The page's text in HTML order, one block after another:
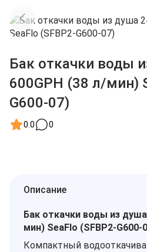
Бак откачки воды
600GPH (38 л/мин)
G600-07)
0.0 0
Описание
Бак откачки воды из
мин) SeaFlo
Компактный